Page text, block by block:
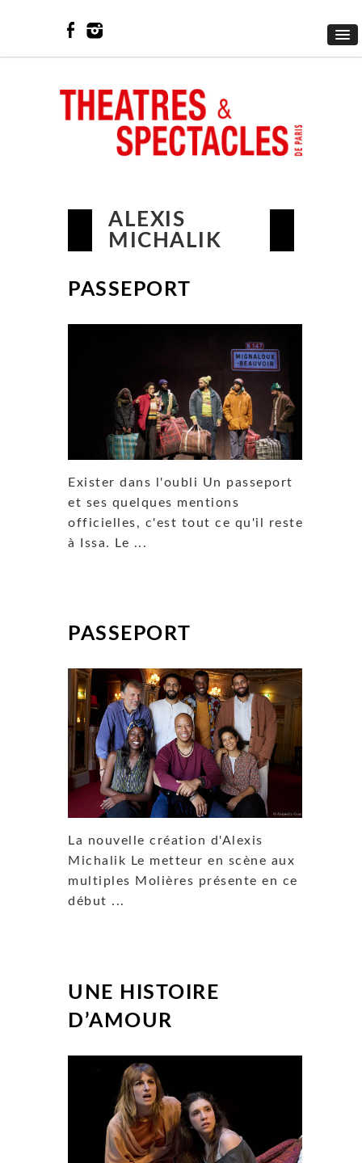
ALEXIS
MICHALIK
PASSEPORT
Exister dans l'oubli Un passeport
et ses quelques mentions
officielles, c'est tout ce qu'il reste
à Issa. Le ...
PASSEPORT
La nouvelle création d'Alexis
Michalik Le metteur en scène aux
multiples Molières présente en ce
début ...
UNE HISTOIRE
D’AMOUR